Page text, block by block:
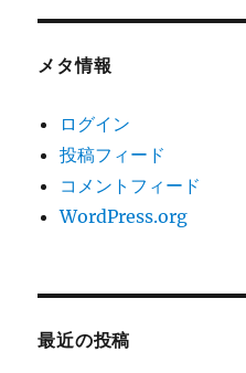
メタ情報
ログイン
投稿フィード
コメントフィード
WordPress.org
最近の投稿